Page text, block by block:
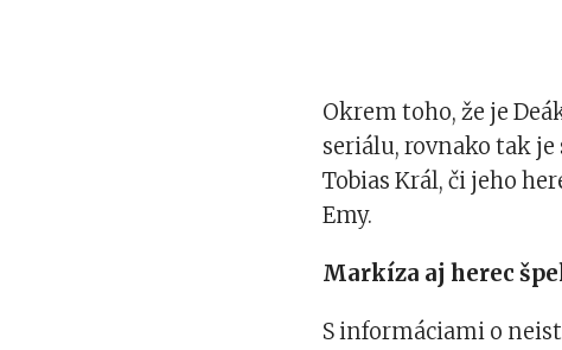
Okrem toho, že je
seriálu, rovnako tak
Tobias Král, či jeho
Emy.
Markíza aj herec
S informáciami o